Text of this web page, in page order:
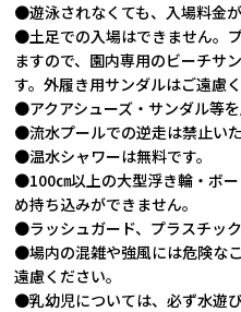
●遊泳されなくても、入場料金が
●土足での入場はできません。
ますので、園内専用のビーチサ
す。外履き用サンダルはご遠慮く
●アクアシューズ・サンダル等
●流水プールでの逆走は禁止いた
●温水シャワーは無料です。
●100㎝以上の大型浮き輪・ボ
め持ち込みができません。
●ラッシュガード、プラスチッ
●場内の混雑や強風には危険な
遠慮ください。
●乳幼児については、必ず水遊